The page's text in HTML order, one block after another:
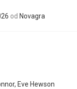
od Novagra
Eve Hewson